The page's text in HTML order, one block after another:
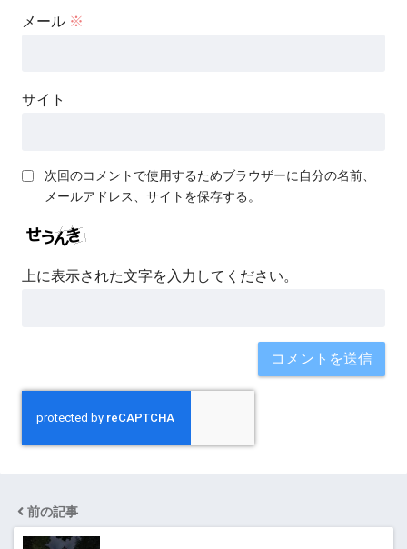
メール ※
サイト
次回のコメントで使用するためブラウザーに自分の名前、
メールアドレス、サイトを保存する。
上に表示された文字を入力してください。
前の記事